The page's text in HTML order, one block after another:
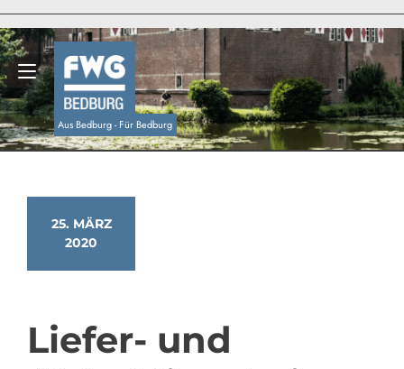
springen
Aus Bedburg - Für Bedburg
Navigation umschalten
25. MÄRZ
2020
Liefer- und